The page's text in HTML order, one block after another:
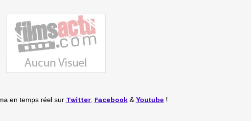
en temps réel sur Twitter Facebook& Youtube!